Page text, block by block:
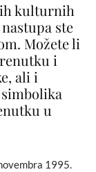
kulturnih
ste
Možete li
i
ali i
u
1995.